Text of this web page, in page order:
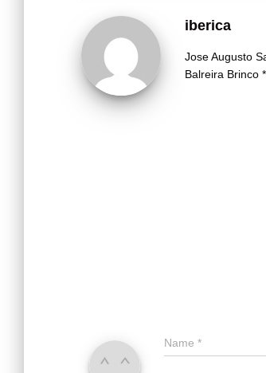
iberica
Jose Augusto
Balreira Brinco
Name *